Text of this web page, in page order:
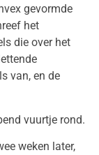
gevormde
het
die over het
van, en de
vuurtje rond.
weken later,